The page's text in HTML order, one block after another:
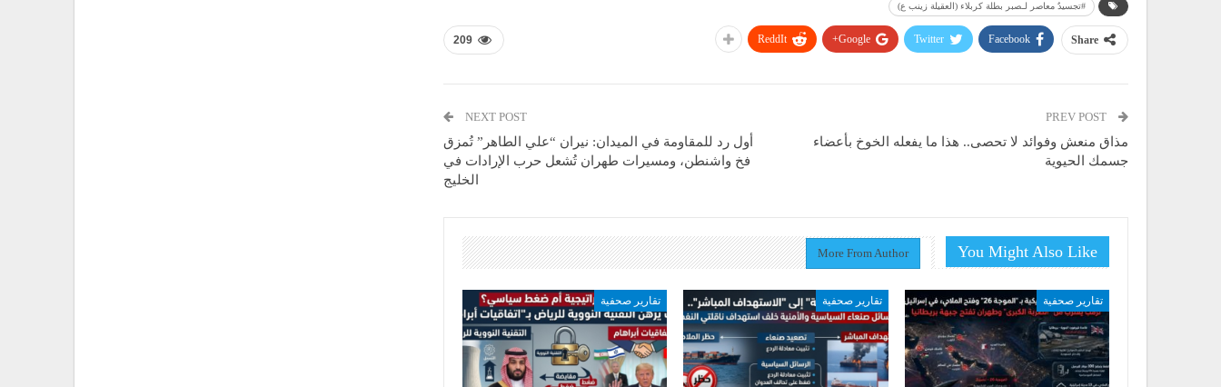
#تجسيدٌ معاصر لـصبر بطلة كربلاء (العقيلة زينب ع)
209 Share
Facebook
Twitter
Google+
ReddIt
مذاق منعش وفوائد لا تحصى.. هذا ما يفعله الخوخ بأعضاء
جسمك الحيوية
NEXT POST
أول رد للمقاومة في الميدان: نيران “علي الطاهر” تُمزق
فخ واشنطن، ومسيرات طهران تُشعل حرب الإرادات في
الخليج
You Might Also Like
More From Author
تقارير صحفية تقارير صحفية تقارير صحفية